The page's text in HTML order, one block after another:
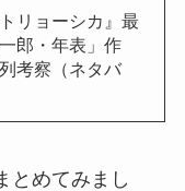
リョーシカ』最
郎・年表」作
考察（ネタバ
とめてみまし